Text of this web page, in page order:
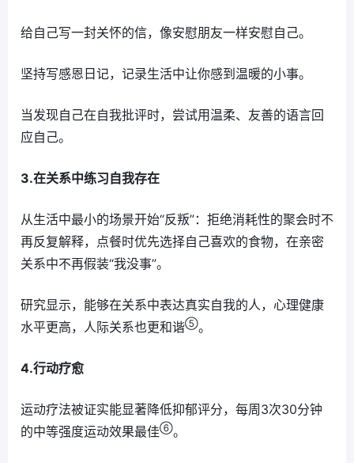
给自己写一封关怀的信，像安慰朋友一样安慰自己。
坚持写感恩日记，记录生活中让你感到温暖的小事。
当发现自己在自我批评时，尝试用温柔、友善的语言回
应自己。
3.在关系中练习自我存在
从生活中最小的场景开始“反叛”：拒绝消耗性的聚会时不
再反复解释，点餐时优先选择自己喜欢的食物，在亲密
关系中不再假装“我没事”。
研究显示，能够在关系中表达真实自我的人，心理健康
水平更高，人际关系也更和谐⑤。
4.行动疗愈
运动疗法被证实能显著降低抑郁评分，每周3次30分钟
的中等强度运动效果最佳⑥。